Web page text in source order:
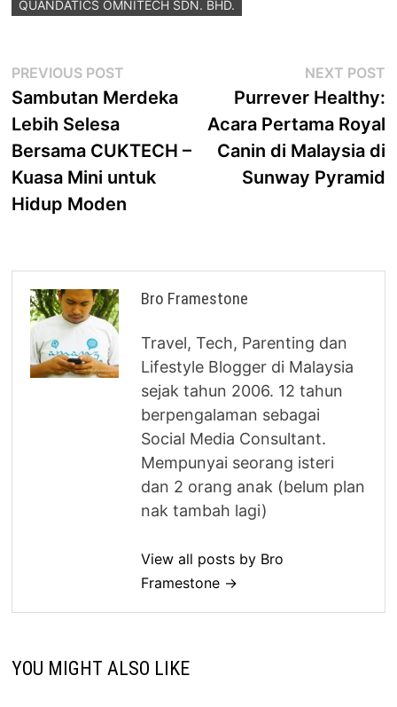
QUANDATICS OMNITECH SDN. BHD.
Post
navigation
PREVIOUS POST
post:
Sambutan Merdeka
Lebih Selesa
Bersama CUKTECH –
Kuasa Mini untuk
Hidup Moden
NEXT POST
Purrever Healthy:
Acara Pertama Royal
Canin di Malaysia di
Sunway Pyramid
Bro Framestone
Travel, Tech, Parenting dan
Lifestyle Blogger di Malaysia
sejak tahun 2006. 12 tahun
berpengalaman sebagai
Social Media Consultant.
Mempunyai seorang isteri
dan 2 orang anak (belum plan
nak tambah lagi)
View all posts by Bro
Framestone →
YOU MIGHT ALSO LIKE